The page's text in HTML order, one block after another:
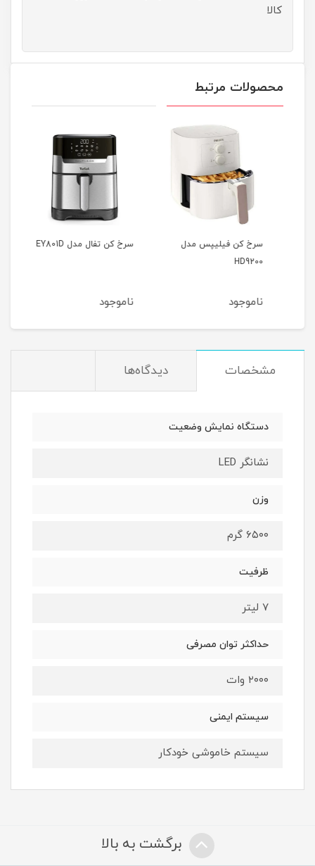
کالا
محصولات مرتبط
سرخ کن فیلیپس مدل
HD9200
ناموجود
سرخ کن تفال مدل EY801D
ناموجود
مشخصات دیدگاه‌ها
دستگاه نمایش وضعیت
نشانگر LED
وزن
۶۵۰۰ گرم
ظرفیت
۷ لیتر
حداکثر توان مصرفی
۲۰۰۰ وات
سیستم ایمنی
سیستم خاموشی خودکار
برگشت به بالا